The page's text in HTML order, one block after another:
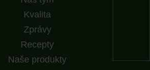
Kvalita
Zprávy
Recepty
Naše produkty